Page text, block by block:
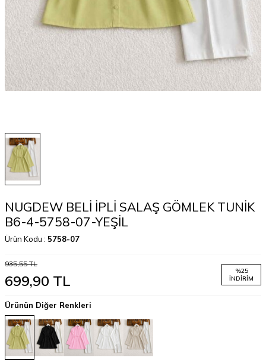
NUGDEW BELİ İPLİ SALAŞ GÖMLEK TUNİK
B6-4-5758-07-YEŞİL
Ürün Kodu : 5758-07
935,55TL
699,90 TL
%25
İNDIRIM
Ürünün Diğer Renkleri